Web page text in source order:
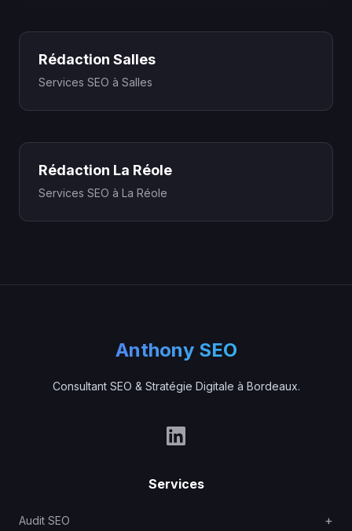
Rédaction Salles
Services SEO à Salles
Rédaction La Réole
Services SEO à La Réole
Anthony SEO
Consultant SEO & Stratégie Digitale à Bordeaux.
Services
Audit SEO